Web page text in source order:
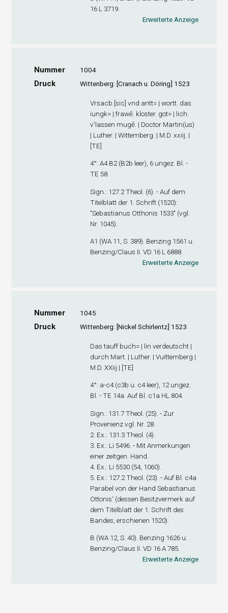
16 L 3719.
Erweiterte Anzeige
Nummer 1004
Druck Wittenberg: [Cranach u. Döring] 1523
Vrsacb.[sic] vnd antt= | wortt. das
iungk= | frawē. kloster. got= | lich.
v'lassen mugē. | Doctor Martin(us)
| Luther. | Wittemberg. | M.D. xxiij. |
[TE]
4°: A4B2(B2b leer), 6 ungez. Bl. -
TE 58.
Sign. : 127.2 Theol. (6). - Auf dem
Titelblatt der 1. Schrift (1520):
"Sebastianus Otthonis 1533" (vgl.
Nr. 1045).
A1 (WA 11, S. 389). Benzing 1561 u.
Benzing/Claus II. VD 16 L 6888.
Erweiterte Anzeige
Nummer 1045
Druck Wittenberg: [Nickel Schirlentz] 1523
Das tauff buch= | lin verdeutscht |
durch Mart. | Luther. | Vuittemberg |
M.D. XXiij | [TE]
4°: a-c4(c3b u. c4 leer), 12 ungez.
Bl. - TE 14a. Auf Bl. c1a HL 804.
Sign. : 131.7 Theol. (25). - Zur
Provenienz vgl. Nr. 28.
2. Ex. : 131.3 Theol. (4).
3. Ex. : Li 5496. - Mit Anmerkungen
einer zeitgen. Hand.
4. Ex. : Li 5530 (54, 1060).
5. Ex. : 127.2 Theol. (23). - Auf Bl. c4a
Parabel von der Hand Sebastianus
Ottonis' (dessen Besitzvermerk auf
dem Titelblatt der 1. Schrift des
Bandes, erschienen 1520).
B (WA 12, S. 40). Benzing 1626 u.
Benzing/Claus II. VD 16 A 785.
Erweiterte Anzeige